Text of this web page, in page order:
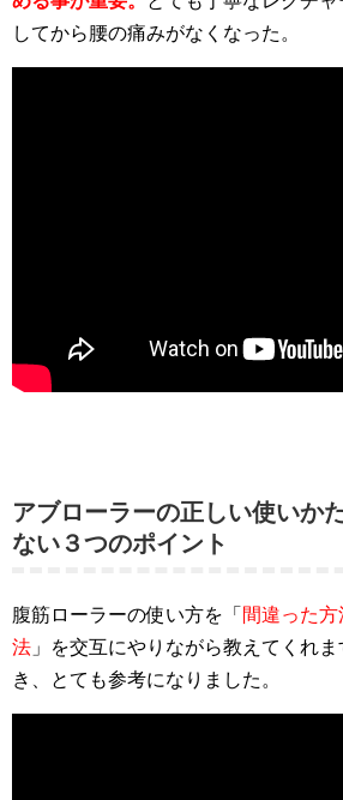
してから腰の痛みがなくなった。
アブローラーの正しい使いか
ない３つのポイント
腹筋ローラーの使い方を「間違った
法 」を交互にやりながら教えてくれ
き、とても参考になりました。